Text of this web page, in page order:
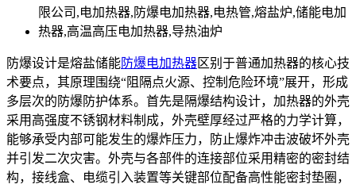
防爆设计是熔盐储能防爆电加热器区别于普通加热器的核心技
术要点，其原理围绕“阻隔点火源、控制危险环境”展开，形成
多层次的防爆防护体系。首先是隔爆结构设计，加热器的外壳
采用高强度不锈钢材料制成，外壳壁厚经过严格的力学计算，
能够承受内部可能发生的爆炸压力，防止爆炸冲击波破坏外壳
并引发二次灾害。外壳与各部件的连接部位采用精密的密封结
构，接线盒、电缆引入装置等关键部位配备高性能密封垫圈，